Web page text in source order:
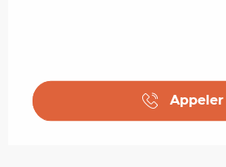
Appeler